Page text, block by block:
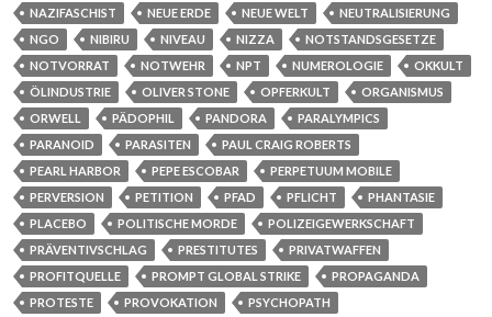
NAZIFASCHIST
NEUE ERDE NEUE WELT
NEUTRALISIERUNG
NGO
NIBIRU NIVEAU NIZZA
NOTSTANDSGESETZE
NOTVORRAT
NOTWEHR NPT NUMEROLOGIE
OKKULT
ÖLINDUSTRIE
OLIVER STONE OPFERKULT
ORGANISMUS
ORWELL
PÄDOPHIL PANDORA
PARALYMPICS
PARANOID
PARASITEN
PAUL CRAIG ROBERTS
PEARL HARBOR
PEPE ESCOBAR
PERPETUUM MOBILE
PERVERSION
PETITION PFAD PFLICHT
PHANTASIE
PLACEBO
POLITISCHE MORDE
POLIZEIGEWERKSCHAFT
PRÄVENTIVSCHLAG
PRESTITUTES
PRIVATWAFFEN
PROFITQUELLE
PROMPT GLOBAL STRIKE
PROPAGANDA
PROTESTE
PROVOKATION
PSYCHOPATH